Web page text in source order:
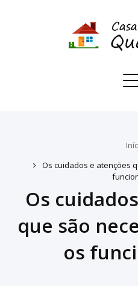
Os cuidados e atenções
Os
que são
os